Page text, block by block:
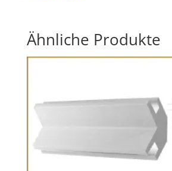
Ähnliche Produkte